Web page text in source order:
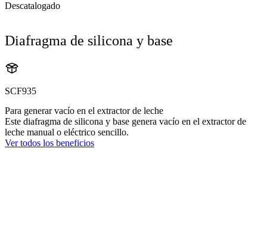
Descatalogado
Diafragma de silicona y base
SCF935
Para generar vacío en el extractor de leche
Este diafragma de silicona y base genera vacío en el extractor de
leche manual o eléctrico sencillo.
Ver todos los beneficios